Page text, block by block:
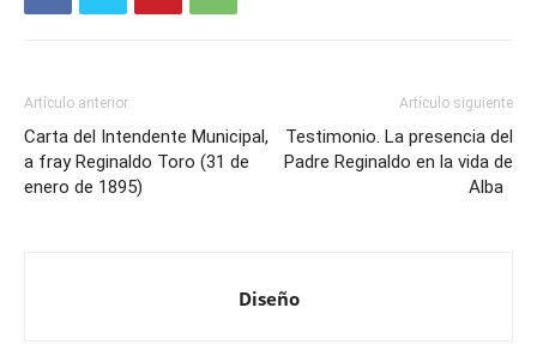
Artículo anterior
Carta del Intendente Municipal,
a fray Reginaldo Toro (31 de
enero de 1895)
Artículo siguiente
Testimonio. La presencia del
Padre Reginaldo en la vida de
Alba
Diseño